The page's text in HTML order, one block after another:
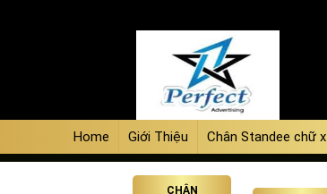
Home Giới Thiệu Chân Standee chữ x
CHÂN